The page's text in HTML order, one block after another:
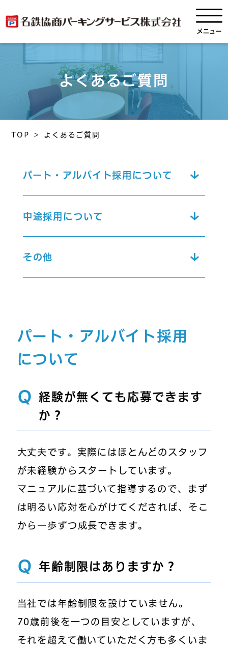
よくあるご質問
TOP > よくあるご質問
パート・アルバイト採用について
中途採用について
その他
パート・アルバイト採用
について
Q
経験が無くても応募できます
か？
大丈夫です。実際にはほとんどのスタッフ
が未経験からスタートしています。
マニュアルに基づいて指導するので、まず
は明るい応対を心がけてくだされば、そこ
から一歩ずつ成長できます。
Q 年齢制限はありますか？
当社では年齢制限を設けていません。
70歳前後を一つの目安としていますが、
それを超えて働いていただく方も多くいま